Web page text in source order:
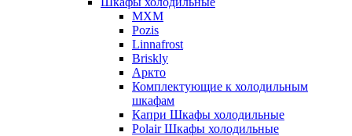
МХМ
Pozis
Linnafrost
Briskly
Аркто
Комплектующие к холодильным
шкафам
Капри Шкафы холодильные
Polair Шкафы холодильные